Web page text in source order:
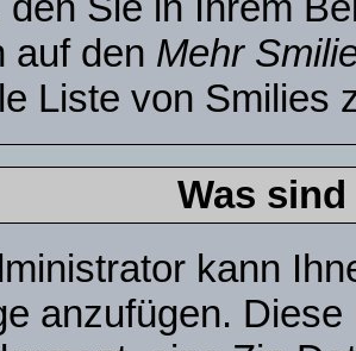
auf den Mehr
Liste von Smilies
Was
kann
anzufügen.